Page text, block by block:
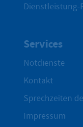
Dienstleistung-
Services
Notdienste
Kontakt
Sprechzeiten
Impressum